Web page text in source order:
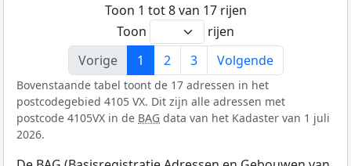
Toon 1 tot 8 van 17 rijen
Toon
rijen
Vorige
1 2 3 Volgende
Bovenstaande tabel toont de 17 adressen in het
postcodegebied 4105 VX. Dit zijn alle adressen met
postcode 4105VX in de BAG data van het Kadaster van 1 juli
2026.